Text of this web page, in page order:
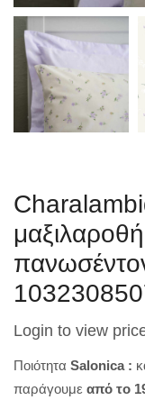
Login to view
Ποιότητα Salonica :
παράγουμε από το